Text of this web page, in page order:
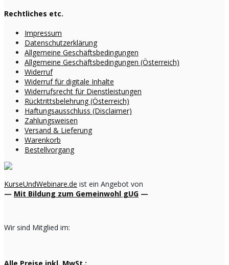
Rechtliches etc.
Impressum
Datenschutzerklärung
Allgemeine Geschäftsbedingungen
Allgemeine Geschäftsbedingungen (Österreich)
Widerruf
Widerruf für digitale Inhalte
Widerrufsrecht für Dienstleistungen
Rücktrittsbelehrung (Österreich)
Haftungsausschluss (Disclaimer)
Zahlungsweisen
Versand & Lieferung
Warenkorb
Bestellvorgang
KurseUndWebinare.de ist ein Angebot von
— Mit Bildung zum Gemeinwohl gUG —
Wir sind Mitglied im: